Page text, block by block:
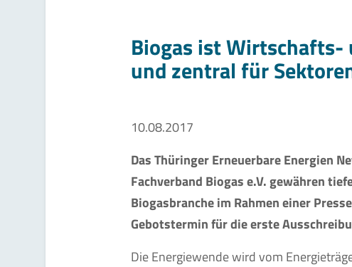
Biogas ist
und zentral für
10.08.2017
Das Thüringer Erneuerbare Energien
Fachverband Biogas e.V. gewähren
Biogasbranche im Rahmen einer
Gebotstermin für die erste
Die Energiewende wird vom